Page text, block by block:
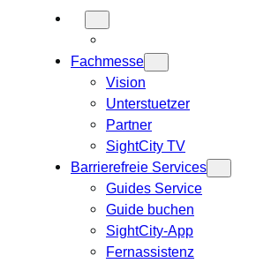
Fachmesse
Vision
Unterstuetzer
Partner
SightCity TV
Barrierefreie Services
Guides Service
Guide buchen
SightCity-App
Fernassistenz